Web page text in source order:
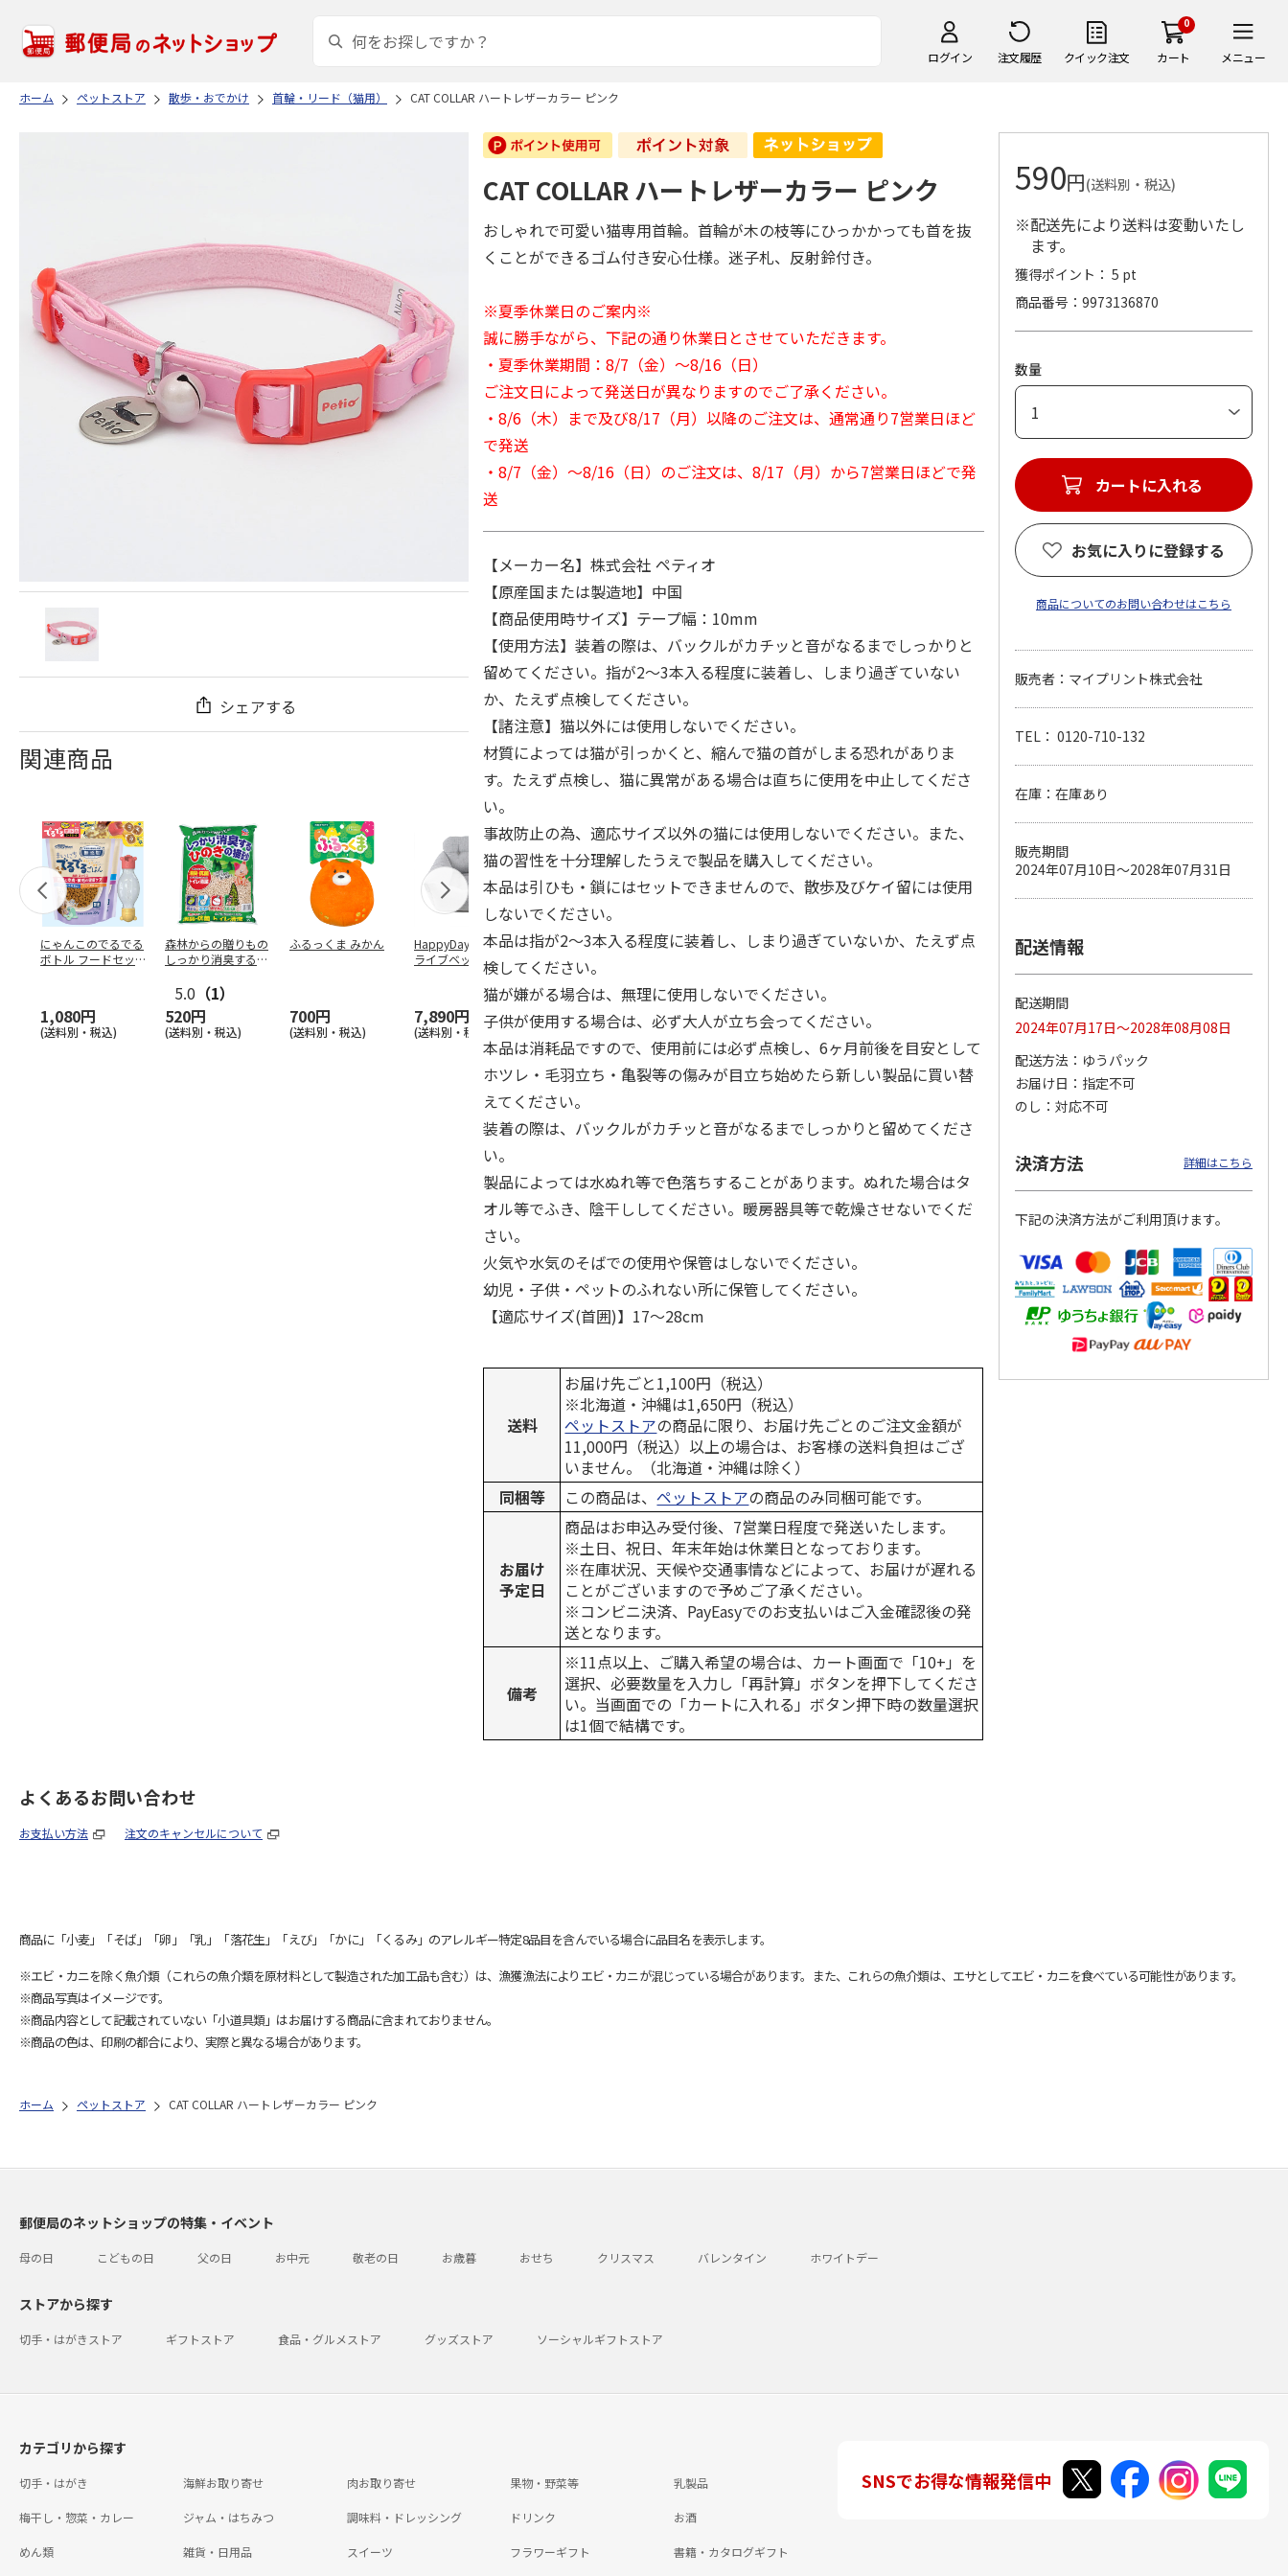
ログイン 注文履歴 クイック注文
0
カート メニュー
ホーム ペットストア 散歩・おでかけ 首輪・リード（猫用） CAT COLLAR ハートレザーカラー ピンク
シェアする
関連商品
にゃんこのでるでる
ボトル フードセッ
1,080円
(送料別・税込)
森林からの贈りもの
しっかり消臭するひ
5.0 （1）
520円
(送料別・税込)
ふるっくま みかん
700円
(送料別・税込)
HappyDays 2wayド
ライブベッド グレ
7,890円
(送料別・税込)
獣医師開発 ニオイ
をとる砂専用 猫ト
イレ ナチュラルグ
レー
1,550円
(送料別・税込)
デオトイレ 飛び散
1,320円
(送料別・税込)
無添加良品 カムカ
…
470円
(送料別・税込)
銀のスプーン パウ
ペット線香 虹のか
なた フルーティフ
ローラルの香り
590円
(送料別・税込)
えBOX とりささ…
380円
(送料別・税込)
CAT COLLAR ハートレザーカラー ピンク
おしゃれで可愛い猫専用首輪。首輪が木の枝等にひっかかっても首を抜
くことができるゴム付き安心仕様。迷子札、反射鈴付き。
※夏季休業日のご案内※
誠に勝手ながら、下記の通り休業日とさせていただきます。
・夏季休業期間：8/7（金）～8/16（日）
ご注文日によって発送日が異なりますのでご了承ください。
・8/6（木）まで及び8/17（月）以降のご注文は、通常通り7営業日ほど
で発送
・8/7（金）～8/16（日）のご注文は、8/17（月）から7営業日ほどで発
送
【メーカー名】株式会社 ペティオ
【原産国または製造地】中国
【商品使用時サイズ】テープ幅：10mm
【使用方法】装着の際は、バックルがカチッと音がなるまでしっかりと
留めてください。指が2～3本入る程度に装着し、しまり過ぎていない
か、たえず点検してください。
【諸注意】猫以外には使用しないでください。
材質によっては猫が引っかくと、縮んで猫の首がしまる恐れがありま
す。たえず点検し、猫に異常がある場合は直ちに使用を中止してくださ
い。
事故防止の為、適応サイズ以外の猫には使用しないでください。また、
猫の習性を十分理解したうえで製品を購入してください。
本品は引ひも・鎖にはセットできませんので、散歩及びケイ留には使用
しないでください。
本品は指が2～3本入る程度に装着し、しまり過ぎていないか、たえず点
検してください。
猫が嫌がる場合は、無理に使用しないでください。
子供が使用する場合は、必ず大人が立ち会ってください。
本品は消耗品ですので、使用前には必ず点検し、6ヶ月前後を目安として
ホツレ・毛羽立ち・亀裂等の傷みが目立ち始めたら新しい製品に買い替
えてください。
装着の際は、バックルがカチッと音がなるまでしっかりと留めてくださ
い。
製品によっては水ぬれ等で色落ちすることがあります。ぬれた場合はタ
オル等でふき、陰干ししてください。暖房器具等で乾燥させないでくだ
さい。
火気や水気のそばでの使用や保管はしないでください。
幼児・子供・ペットのふれない所に保管してください。
【適応サイズ(首囲)】17～28cm
送料
お届け先ごと1,100円（税込）
※北海道・沖縄は1,650円（税込）
ペットストアの商品に限り、お届け先ごとのご注文金額が
11,000円（税込）以上の場合は、お客様の送料負担はござ
いません。（北海道・沖縄は除く）
同梱等
この商品は、ペットストアの商品のみ同梱可能です。
お届け
予定日
商品はお申込み受付後、7営業日程度で発送いたします。
※土日、祝日、年末年始は休業日となっております。
※在庫状況、天候や交通事情などによって、お届けが遅れる
ことがございますので予めご了承ください。
※コンビニ決済、PayEasyでのお支払いはご入金確認後の発
送となります。
備考
※11点以上、ご購入希望の場合は、カート画面で「10+」を
選択、必要数量を入力し「再計算」ボタンを押下してくださ
い。当画面での「カートに入れる」ボタン押下時の数量選択
は1個で結構です。
590円(送料別・税込)
※配送先により送料は変動いたし
ます。
獲得ポイント： 5 pt
商品番号
9973136870
数量
カートに入れる
お気に入りに登録する
商品についてのお問い合わせはこちら
販売者：マイプリント株式会社
TEL： 0120-710-132
在庫：在庫あり
販売期間
2024年07月10日～2028年07月31日
配送情報
配送期間
2024年07月17日～2028年08月08日
配送方法
ゆうパック
お届け日
指定不可
のし
対応不可
決済方法 詳細はこちら
下記の決済方法がご利用頂けます。
よくあるお問い合わせ
お支払い方法 注文のキャンセルについて
商品に「小麦」「そば」「卵」「乳」「落花生」「えび」「かに」「くるみ」のアレルギー特定8品目を含んでいる場合に品目名を表示します。
※エビ・カニを除く魚介類（これらの魚介類を原材料として製造された加工品も含む）は、漁獲漁法によりエビ・カニが混じっている場合があります。また、これらの魚介類は、エサとしてエビ・カニを食べている可能性があります。
※商品写真はイメージです。
※商品内容として記載されていない「小道具類」はお届けする商品に含まれておりません。
※商品の色は、印刷の都合により、実際と異なる場合があります。
ホーム ペットストア CAT COLLAR ハートレザーカラー ピンク
郵便局のネットショップの特集・イベント
母の日 こどもの日 父の日 お中元 敬老の日 お歳暮 おせち クリスマス バレンタイン ホワイトデー
ストアから探す
切手・はがきストア ギフトストア 食品・グルメストア グッズストア ソーシャルギフトストア
カテゴリから探す
切手・はがき 海鮮お取り寄せ 肉お取り寄せ 果物・野菜等 乳製品
梅干し・惣菜・カレー ジャム・はちみつ 調味料・ドレッシング ドリンク お酒
めん類 雑貨・日用品 スイーツ フラワーギフト 書籍・カタログギフト
SNSでお得な情報発信中